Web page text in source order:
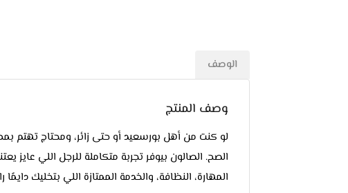
الوصف
وصف المنتج
لو كنت من أهل بورسعيد أو حتى زائر، ومحتاج
الصح. الصالون بيوفر تجربة متكاملة للرجل اللي عايز
المهارة، النظافة، والخدمة الممتازة اللي بتخليك دايمًا